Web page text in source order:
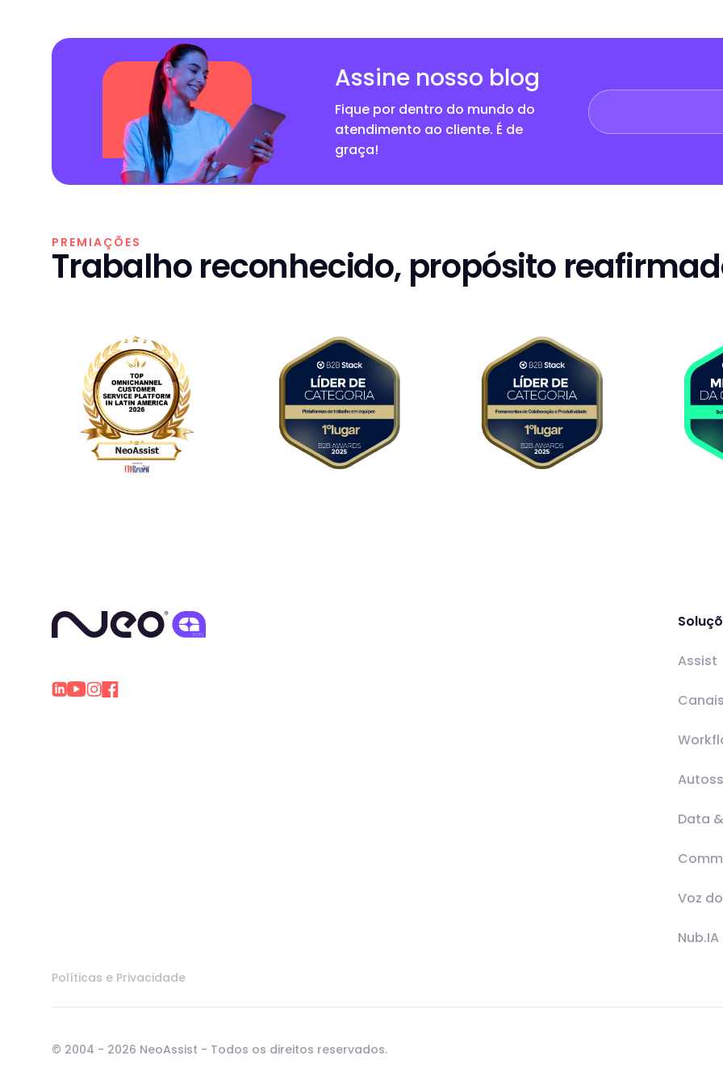
Assine nosso blog
Fique por dentro do mundo do
atendimento ao cliente. É de
graça!
PREMIAÇÕES
Trabalho reconhecido, propósito
Assist
Data
Voz
Nub.IA
Políticas e Privacidade
© 2004 - 2026 NeoAssist - Todos os direitos reservados.